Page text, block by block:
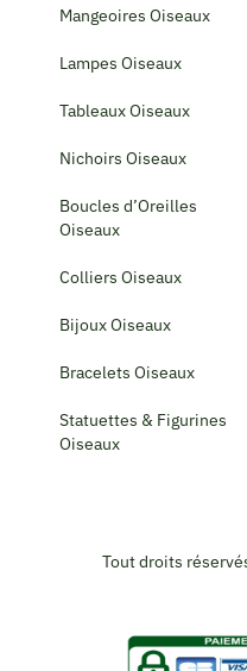
Mangeoires Oiseaux
Lampes Oiseaux
Tableaux Oiseaux
Nichoirs Oiseaux
Boucles d’Oreilles
Oiseaux
Colliers Oiseaux
Bijoux Oiseaux
Bracelets Oiseaux
Statuettes & Figurines
Oiseaux
Tout droits